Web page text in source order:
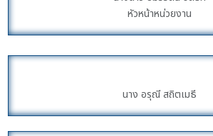
หัวหน้าหน่วยงาน
นาง อรุณี สถิตเมธี